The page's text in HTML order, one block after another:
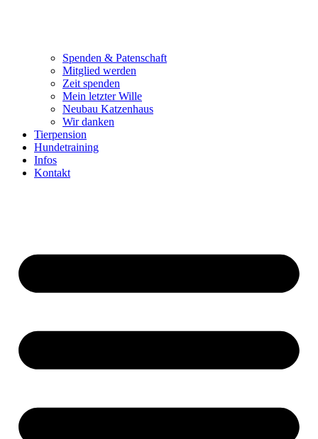
Spenden & Patenschaft
Mitglied werden
Zeit spenden
Mein letzter Wille
Neubau Katzenhaus
Wir danken
Tierpension
Hundetraining
Infos
Kontakt